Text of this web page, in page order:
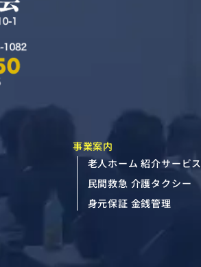
事業案内
老人ホーム 紹介サービス
民間救急 介護タクシー
身元保証 金銭管理